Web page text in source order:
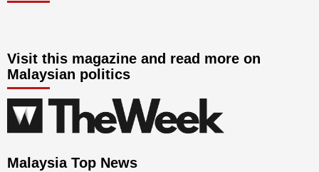
Visit this magazine and read more on
Malaysian politics
Malaysia Top News